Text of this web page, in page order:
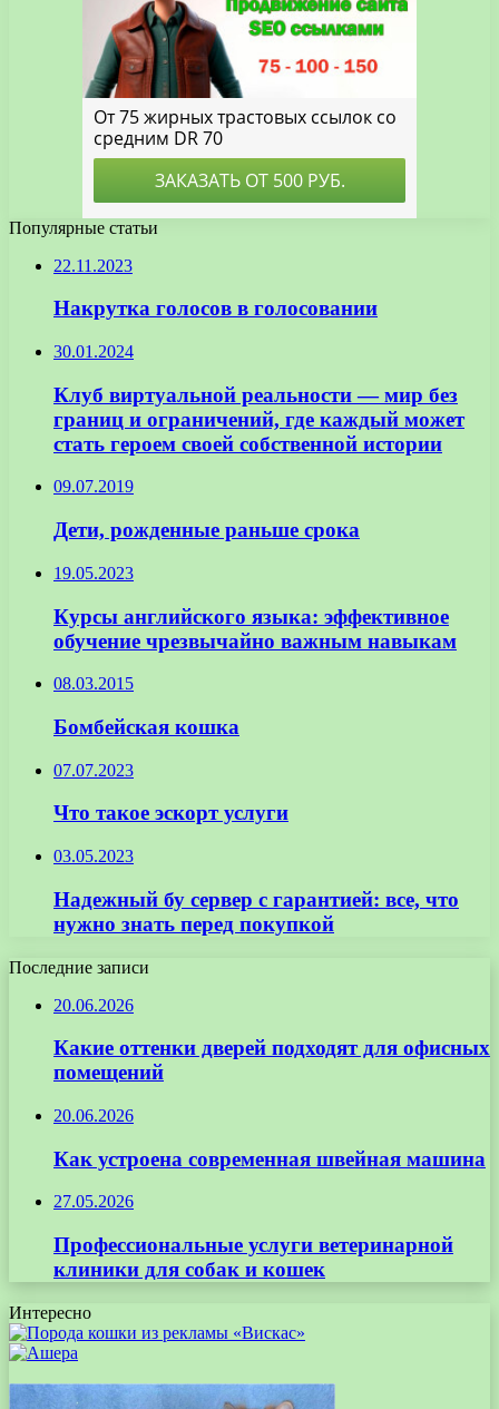
Популярные статьи
22.11.2023
Накрутка голосов в голосовании
30.01.2024
Клуб виртуальной реальности — мир без
границ и ограничений, где каждый может
стать героем своей собственной истории
09.07.2019
Дети, рожденные раньше срока
19.05.2023
Курсы английского языка: эффективное
обучение чрезвычайно важным навыкам
08.03.2015
Бомбейская кошка
07.07.2023
Что такое эскорт услуги
03.05.2023
Надежный бу сервер с гарантией: все, что
нужно знать перед покупкой
Последние записи
20.06.2026
Какие оттенки дверей подходят для офисных
помещений
20.06.2026
Как устроена современная швейная машина
27.05.2026
Профессиональные услуги ветеринарной
клиники для собак и кошек
Интересно